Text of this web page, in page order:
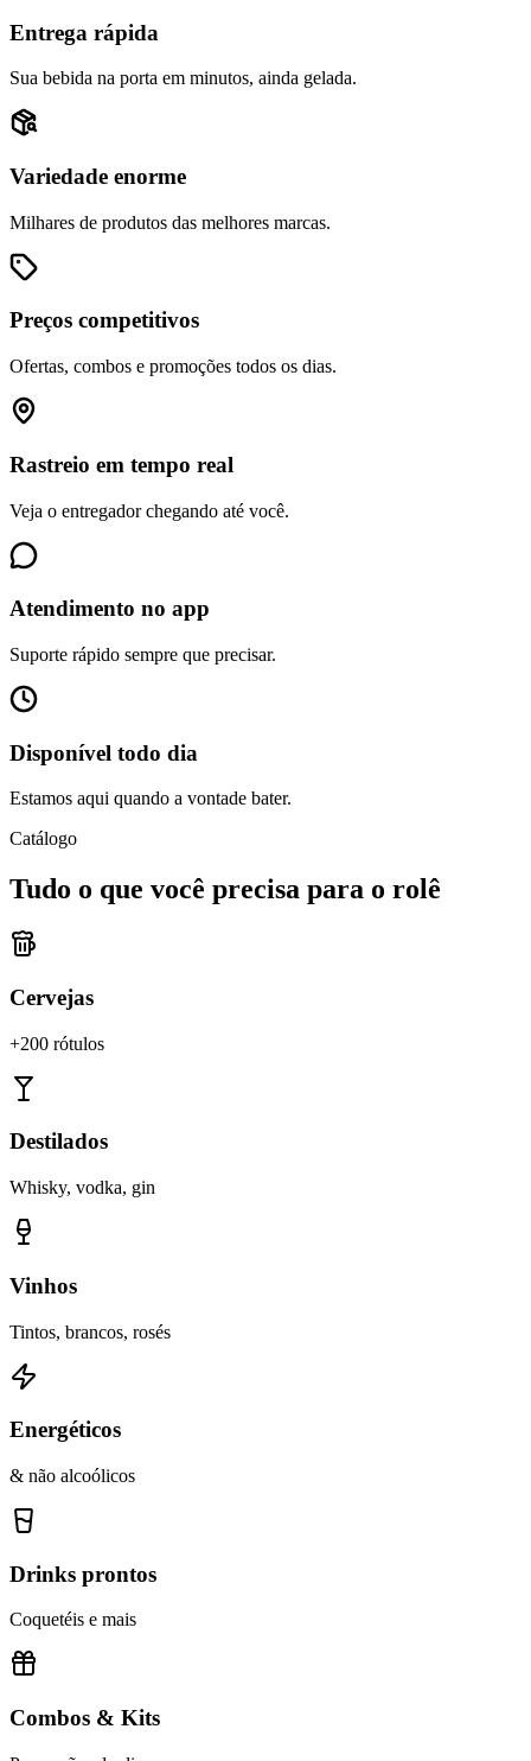
Entrega rápida
Sua bebida na porta em minutos, ainda gelada.
Variedade enorme
Milhares de produtos das melhores marcas.
Preços competitivos
Ofertas, combos e promoções todos os dias.
Rastreio em tempo real
Veja o entregador chegando até você.
Atendimento no app
Suporte rápido sempre que precisar.
Disponível todo dia
Estamos aqui quando a vontade bater.
Catálogo
Tudo o que você precisa para o rolê
Cervejas
+200 rótulos
Destilados
Whisky, vodka, gin
Vinhos
Tintos, brancos, rosés
Energéticos
& não alcoólicos
Drinks prontos
Coquetéis e mais
Combos & Kits